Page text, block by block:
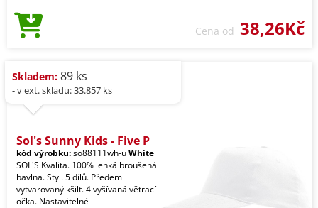
Cena od 38,26Kč
Skladem: 89 ks
- v ext. skladu: 33.857 ks
Sol's Sunny Kids - Five P
kód výrobku:so88111wh-uWhite
SOL'S Kvalita. 100% lehká broušená
bavlna. Styl. 5 dílů. Předem
vytvarovaný kšilt. 4 vyšívaná větrací
očka. Nastavitelné